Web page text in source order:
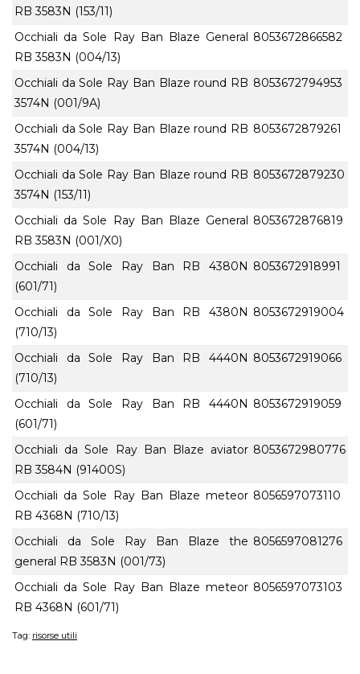
RB 3583N (153/11)
Occhiali da Sole Ray Ban Blaze General
RB 3583N (004/13)
8053672866582
Occhiali da Sole Ray Ban Blaze round RB
3574N (001/9A)
8053672794953
Occhiali da Sole Ray Ban Blaze round RB
3574N (004/13)
8053672879261
Occhiali da Sole Ray Ban Blaze round RB
3574N (153/11)
8053672879230
Occhiali da Sole Ray Ban Blaze General
RB 3583N (001/X0)
8053672876819
Occhiali da Sole Ray Ban RB 4380N
(601/71)
8053672918991
Occhiali da Sole Ray Ban RB 4380N
(710/13)
8053672919004
Occhiali da Sole Ray Ban RB 4440N
(710/13)
8053672919066
Occhiali da Sole Ray Ban RB 4440N
(601/71)
8053672919059
Occhiali da Sole Ray Ban Blaze aviator
RB 3584N (91400S)
8053672980776
Occhiali da Sole Ray Ban Blaze meteor
RB 4368N (710/13)
8056597073110
Occhiali da Sole Ray Ban Blaze the
general RB 3583N (001/73)
8056597081276
Occhiali da Sole Ray Ban Blaze meteor
RB 4368N (601/71)
8056597073103
Tag: risorse utili